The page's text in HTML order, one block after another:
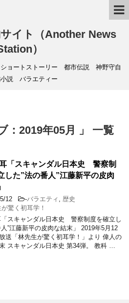
イト（Another News
）
ョートストーリー 都市伝説 神野守自
小説 バラエティー
：2019年05月 」 一覧
「スキャンダル日本史 警察制
した”法の番人”江藤新平の皮肉
12 -バラエティ
歴史
驚く初耳学！
スキャンダル日本史 警察制度を確立し
人”江藤新平の皮肉な結末」 2019年5月12
送「林先生が驚く初耳学！」より 偉人の
スキャンダル日本史 第34弾。 教科 …